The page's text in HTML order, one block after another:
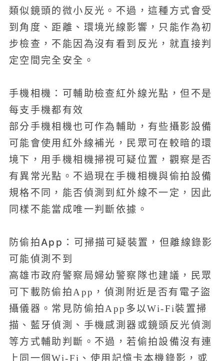
類似鏡頭的微小反光。不過，這種方式會受
到角度、距離、環境光線影響，只能作為初
步檢查，不能因為沒有看到反光，就直接判
定空間完全安全。
手機相機：可輔助檢查紅外線光點，但不是
每支手機都有效
部分手機相機也可作為輔助，有些攝影設備
可能會使用紅外線補光，民眾可在較暗的環
境下，用手機相機掃視可疑位置，觀察是否
有異常光點。不過現在手機相機與偷拍設備
規格不同，能否偵測到紅外線不一定，因此
同樣不能當成唯一判斷依據。
防偷拍App：可掃描可疑裝置，但離線錄影
可能偵測不到
高雄市政府警察局婦幼警察隊也建議，民眾
可下載防偷拍App，偵測附近是否有電子盜
攝儀器。常見防偷拍App多以Wi-Fi裝置掃
描、藍牙偵測、手機感測器或鏡頭反光偵測
等方式輔助判斷。不過，若偷拍設備沒有連
上同一個Wi-Fi、使用記憶卡本機錄影，或